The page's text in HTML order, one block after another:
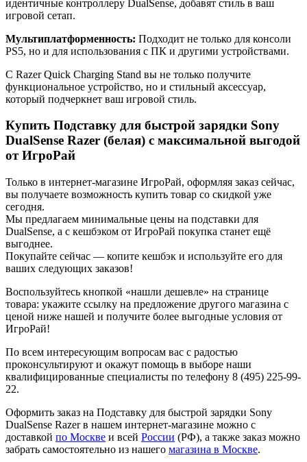
идентичные контроллеру DualSense, добавят стиль в ваш
игровой сетап.
Мультиплатформенность: Подходит не только для консоли
PS5, но и для использования с ПК и другими устройствами.
С Razer Quick Charging Stand вы не только получите
функциональное устройство, но и стильный аксессуар,
который подчеркнет ваш игровой стиль.
Купить Подставку для быстрой зарядки Sony
DualSense Razer (белая) с максимальной выгодой
от ИгроРай
Только в интернет-магазине ИгроРай, оформляя заказ сейчас,
вы получаете возможность купить товар со скидкой уже
сегодня.
Мы предлагаем минимальные цены на подставки для
DualSense, а с кешбэком от ИгроРай покупка станет ещё
выгоднее.
Покупайте сейчас — копите кешбэк и используйте его для
ваших следующих заказов!
Воспользуйтесь кнопкой «нашли дешевле» на странице
товара: укажите ссылку на предложение другого магазина с
ценой ниже нашей и получите более выгодные условия от
ИгроРай!
По всем интересующим вопросам вас с радостью
проконсультируют и окажут помощь в выборе наши
квалифицированные специалисты по телефону 8 (495) 225-99-
22.
Оформить заказ на Подставку для быстрой зарядки Sony
DualSense Razer в нашем интернет-магазине можно с
доставкой по Москве и всей России (РФ), а также заказ можно
забрать самостоятельно из нашего магазина в Москве.